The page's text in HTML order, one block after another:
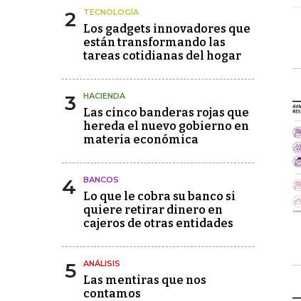
2 TECNOLOGÍA
Los gadgets innovadores que
están transformando las
tareas cotidianas del hogar
3 HACIENDA
Las cinco banderas rojas que
hereda el nuevo gobierno en
materia económica
4 BANCOS
Lo que le cobra su banco si
quiere retirar dinero en
cajeros de otras entidades
5 ANÁLISIS
Las mentiras que nos
contamos